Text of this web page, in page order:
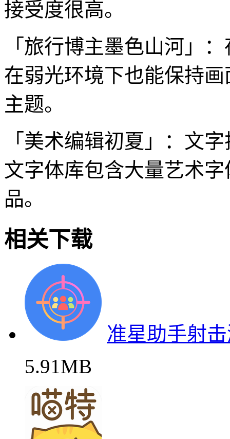
接受度很高。
「旅行博主墨色山河」
在弱光环境下也能保持
主题。
「美术编辑初夏」：文
文字体库包含大量艺术
品。
相关下载
准星助手射
5.91MB